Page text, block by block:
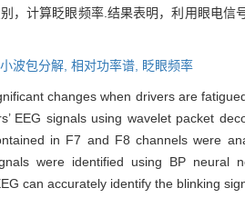
，计算眨眼频率.结果表明，利用眼电
小波包分解, 相对功率谱, 眨眼频率
changes when drivers are
EEG signals using wavelet packet
in F7 and F8 channels were
were identified using BP
can accurately identify the blinking